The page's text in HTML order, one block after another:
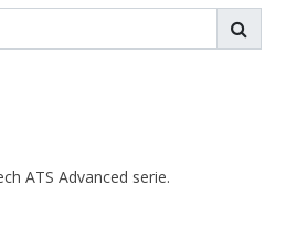
ATS Advanced serie.